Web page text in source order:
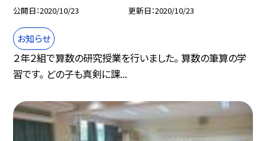
公開日 2020/10/23 更新日 2020/10/23
お知らせ
２年２組で算数の研究授業を行いました。 算数の筆算の学
習です。 どの子も真剣に課...